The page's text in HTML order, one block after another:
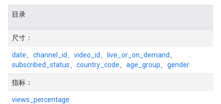
目录
尺寸：
date channel_id video_id live_or_on_demand
subscribed_status
country_code age_group gender
指标：
views_percentage